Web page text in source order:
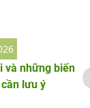
và những biến
lưu ý